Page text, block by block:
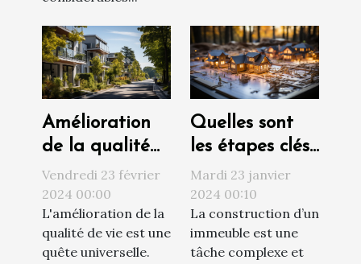
Amélioration
de la qualité
de vie par le
choix du
logement
Vendredi 23 février
2024 00:00
L'amélioration de la
qualité de vie est une
quête universelle.
Quelles sont
les étapes clés
d’un projet de
construction ?
Mardi 23 janvier
2024 00:10
La construction d’un
immeuble est une
tâche complexe et